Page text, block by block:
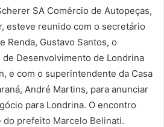
SA Comércio de Autopeças,
esteve reunido com o secretário
Renda, Gustavo Santos, o
Desenvolvimento de Londrina
e com o superintendente da Casa
André Martins, para anunciar
para Londrina. O encontro
prefeito Marcelo Belinati.